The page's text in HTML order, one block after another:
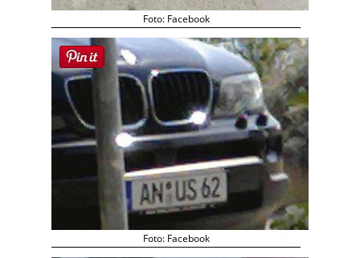
Foto: Facebook
Foto: Facebook